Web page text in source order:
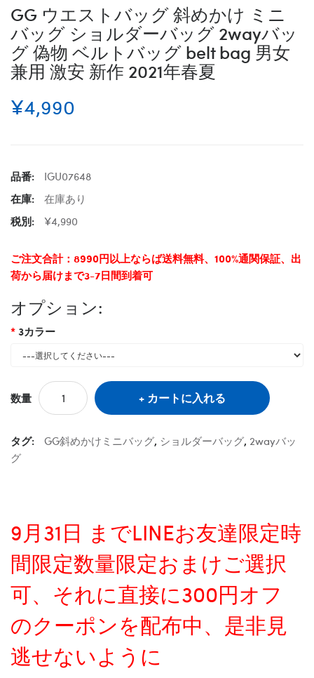
GG ウエストバッグ 斜めかけ ミニ
バッグ ショルダーバッグ 2wayバッ
グ 偽物 ベルトバッグ belt bag 男女
兼用 激安 新作 2021年春夏
¥4,990
品番:
IGU07648
在庫:
在庫あり
税別:
¥4,990
ご注文合計：8990円以上ならば送料無料、100%通関保証、出
荷から届けまで3-7日間到着可
オプション:
3カラー
数量 カートに入れる
タグ: GG斜めかけミニバッグ, ショルダーバッグ, 2wayバッ
グ
9月31日 までLINEお友達限定時
間限定数量限定おまけご選択
可、それに直接に300円オフ
のクーポンを配布中、是非見
逃せないように